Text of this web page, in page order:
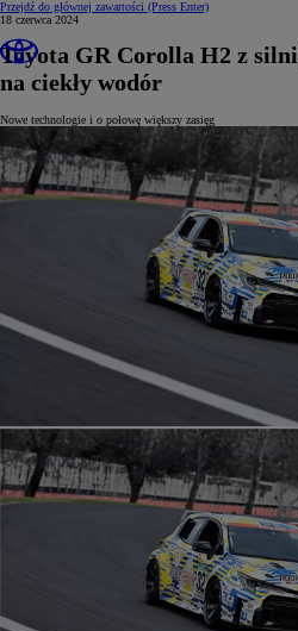
Przejdź do głównej zawartości (Press Enter)
18 czerwca 2024
Toyota GR Corolla H2 z
na ciekły wodór
Nowe technologie i o połowę większy zasięg